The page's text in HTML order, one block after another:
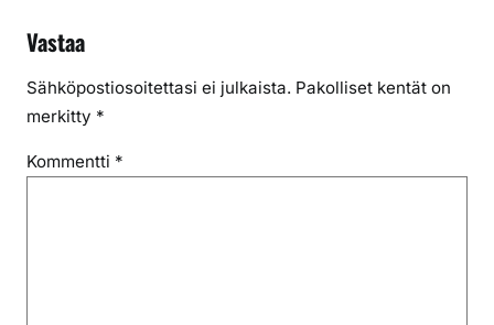
Vastaa
Sähköpostiosoitettasi ei julkaista. Pakolliset kentät on
merkitty *
Kommentti *